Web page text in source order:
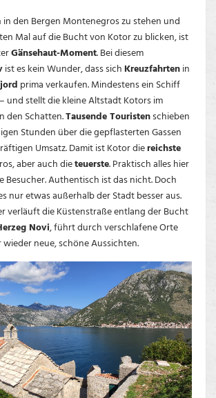
den Bergen Montenegros zu stehen und
Mal auf die Bucht von Kotor zu blicken, ist
Gänsehaut-Moment. Bei diesem
ist es kein Wunder, dass sich Kreuzfahrtenin
prima verkaufen. Mindestens ein Schiff
und stellt die kleine Altstadt Kotors im
den Schatten.Tausende Touristenschieben
Stunden über die gepflasterten Gassen
Umsatz. Damit ist Kotor diereichste
aber auch dieteuerste. Praktisch alles hier
Besucher. Authentisch ist das nicht. Doch
nur etwas außerhalb der Stadt besser aus.
verläuft die Küstenstraße entlang der Bucht
Novi, führt durch verschlafene Orte
neue, schöne Aussichten.